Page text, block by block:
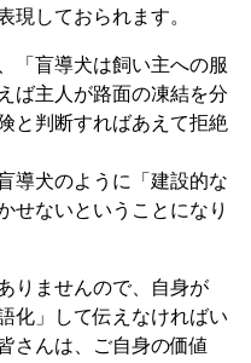
現しておられます。
「盲導犬は飼い主への服
ば主人が路面の凍結を分
と判断すればあえて拒絶
導犬のように「建設的な
せないということになり
りませんので、自身が
化」して伝えなければい
さんは、ご自身の価値